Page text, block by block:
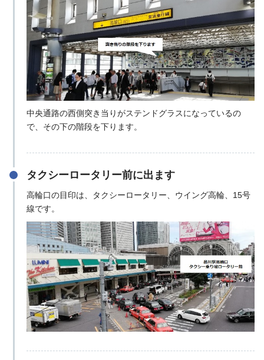
中央通路の西側突き当りがステンドグラスになっているの
で、その下の階段を下ります。
タクシーロータリー前に出ます
高輪口の目印は、タクシーロータリー、ウイング高輪、15号
線です。